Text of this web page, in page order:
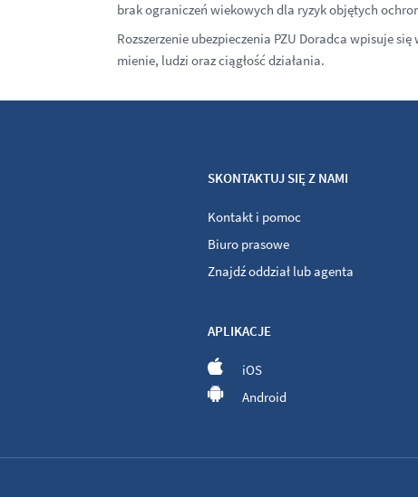
brak ograniczeń wiekowych dla ryzyk objętych
Rozszerzenie ubezpieczenia PZU Doradca wpisuje
mienie, ludzi oraz ciągłość działania.
SKONTAKTUJ SIĘ Z NAMI
Kontakt i pomoc
Biuro prasowe
Znajdź oddział lub agenta
APLIKACJE
iOS
Android